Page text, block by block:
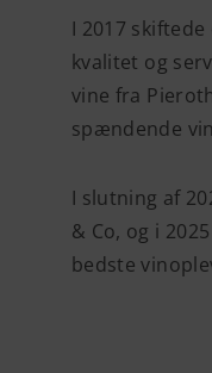
I 2017
kvalitet og
vine fra
spændende
I slutning af
& Co, og i
bedste